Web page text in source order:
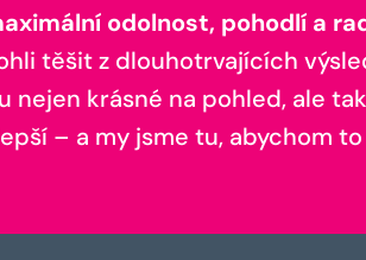
odolnost, pohodlí a
těšit z dlouhotrvajících
krásné na pohled, ale
– a my jsme tu, abychom